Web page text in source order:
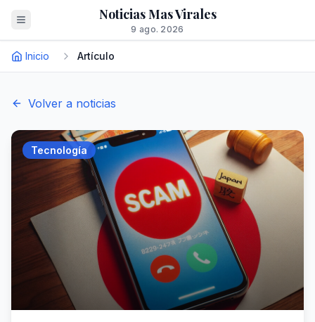
Noticias Mas Virales
9 ago. 2026
Inicio Artículo
Volver a noticias
Tecnología